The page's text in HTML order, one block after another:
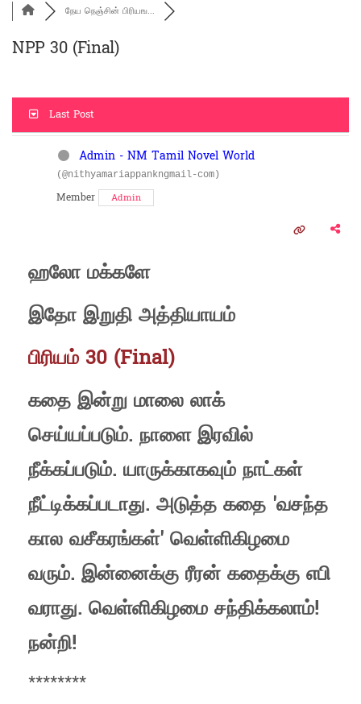
நேய நெஞ்சின் பிரியங...
NPP 30 (Final)
Last Post
Admin - NM Tamil Novel World
(@nithyamariappankngmail-com)
Member Admin
ஹலோ மக்களே
இதோ இறுதி அத்தியாயம்
பிரியம் 30 (Final)
கதை இன்று மாலை லாக்
செய்யப்படும். நாளை இரவில்
நீக்கப்படும். யாருக்காகவும் நாட்கள்
நீட்டிக்கப்படாது. அடுத்த கதை 'வசந்த
கால வசீகரங்கள்' வெள்ளிகிழமை
வரும். இன்னைக்கு ரீரன் கதைக்கு எபி
வராது. வெள்ளிகிழமை சந்திக்கலாம்!
நன்றி!
********